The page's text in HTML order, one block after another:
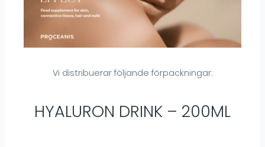
Vi distribuerar följande förpackningar:
HYALURON DRINK – 200ML